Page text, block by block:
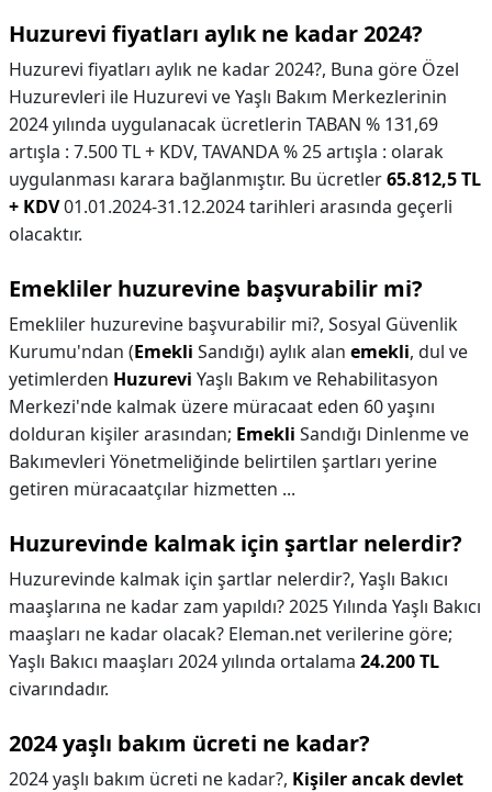
Huzurevi fiyatları aylık ne kadar 2024?
Huzurevi fiyatları aylık ne kadar 2024?, Buna göre Özel
Huzurevleri ile Huzurevi ve Yaşlı Bakım Merkezlerinin
2024 yılında uygulanacak ücretlerin TABAN % 131,69
artışla : 7.500 TL + KDV, TAVANDA % 25 artışla : olarak
uygulanması karara bağlanmıştır. Bu ücretler65.812,5 TL
+ KDV01.01.2024-31.12.2024 tarihleri arasında geçerli
olacaktır.
Emekliler huzurevine başvurabilir mi?
Emekliler huzurevine başvurabilir mi?, Sosyal Güvenlik
Kurumu'ndan (Emekli Sandığı) aylık alan emekli, dul ve
yetimlerden Huzurevi Yaşlı Bakım ve Rehabilitasyon
Merkezi'nde kalmak üzere müracaat eden 60 yaşını
dolduran kişiler arasından; Emekli Sandığı Dinlenme ve
Bakımevleri Yönetmeliğinde belirtilen şartları yerine
getiren müracaatçılar hizmetten ...
Huzurevinde kalmak için şartlar nelerdir?
Huzurevinde kalmak için şartlar nelerdir?, Yaşlı Bakıcı
maaşlarına ne kadar zam yapıldı? 2025 Yılında Yaşlı Bakıcı
maaşları ne kadar olacak? Eleman.net verilerine göre;
Yaşlı Bakıcı maaşları 2024 yılında ortalama 24.200 TL
civarındadır.
2024 yaşlı bakım ücreti ne kadar?
2024 yaşlı bakım ücreti ne kadar?, Kişiler ancak devlet